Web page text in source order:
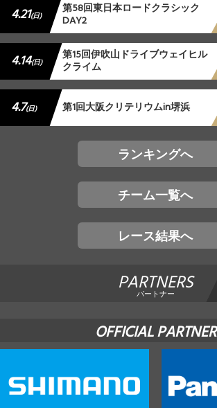
4.21(日) 第58回東日本ロードクラシック
DAY2
4.14(日) 第15回伊吹山ドライブウェイヒル
クライム
4.7(日) 第1回大阪クリテリウムin堺浜
ランキングへ
チーム一覧へ
レース結果へ
PARTNERS
パートナー
OFFICIAL PARTNER